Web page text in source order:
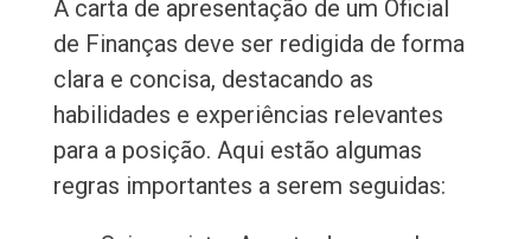
A carta de apresentação de um Oficial
de Finanças deve ser redigida de forma
clara e concisa, destacando as
habilidades e experiências relevantes
para a posição. Aqui estão algumas
regras importantes a serem seguidas: